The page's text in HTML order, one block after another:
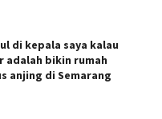
di kepala saya kalau
adalah bikin rumah
anjing di Semarang